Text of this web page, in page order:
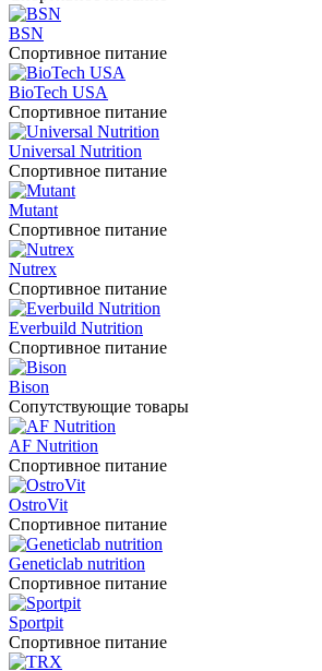
BSN
Спортивное питание
BioTech USA
Спортивное питание
Universal Nutrition
Спортивное питание
Mutant
Спортивное питание
Nutrex
Спортивное питание
Everbuild Nutrition
Спортивное питание
Bison
Сопутствующие товары
AF Nutrition
Спортивное питание
OstroVit
Спортивное питание
Geneticlab nutrition
Спортивное питание
Sportpit
Спортивное питание